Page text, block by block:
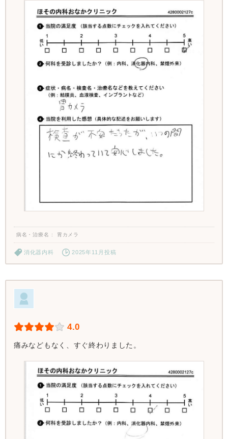
病名・治療名 胃カメラ
消化器内科 2025年11月投稿
4.0
痛みなどもなく、すぐ終わりました。